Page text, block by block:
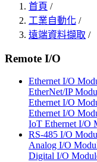
首頁 /
工業自動化 /
遠端資料擷取 /
Remote I/O
Ethernet I/O
EtherNet/IP
Ethernet I/O
Ethernet I/O
IoT Ethernet I/O
RS-485 I/O
Analog I/O
Digital I/O